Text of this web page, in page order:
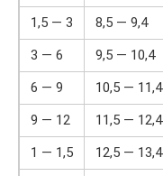
1,5 — 3
8,5 — 9,4
3 — 6
9,5 — 10,4
6 — 9
10,5 — 11,4
9 — 12
11,5 — 12,4
1 — 1,5
12,5 — 13,4